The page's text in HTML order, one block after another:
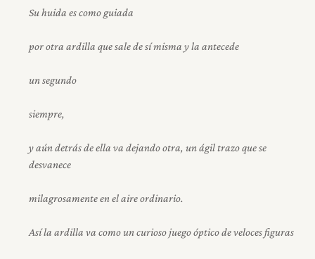
Su huida es como guiada
por otra ardilla que sale de sí misma y la antecede
un segundo
siempre,
y aún detrás de ella va dejando otra, un ágil trazo que se
desvanece
milagrosamente en el aire ordinario.
Así la ardilla va como un curioso juego óptico de veloces figuras